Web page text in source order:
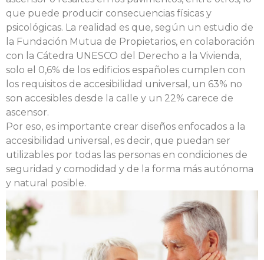
que puede producir consecuencias físicas y
psicológicas. La realidad es que, según un estudio de
la Fundación Mutua de Propietarios, en colaboración
con la Cátedra UNESCO del Derecho a la Vivienda,
solo el 0,6% de los edificios españoles cumplen con
los requisitos de accesibilidad universal, un 63% no
son accesibles desde la calle y un 22% carece de
ascensor.
Por eso, es importante crear diseños enfocados a la
accesibilidad universal, es decir, que puedan ser
utilizables por todas las personas en condiciones de
seguridad y comodidad y de la forma más autónoma
y natural posible.